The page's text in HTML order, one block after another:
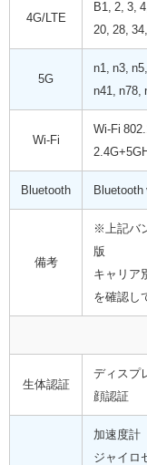
4G/LTE
B1, 2, 3,
20, 28,
5G
n1, n3,
n41, n78,
Wi-Fi
Wi-Fi
Bluetooth Bluetooth
備考
※上記バ
版
キャリア
を確認し
生体認証
ディスプ
顔認証
加速度計
ジャイロ